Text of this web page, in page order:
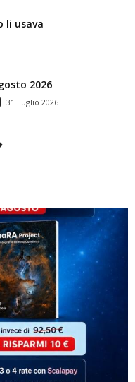
li usava
2026
31 Luglio 2026